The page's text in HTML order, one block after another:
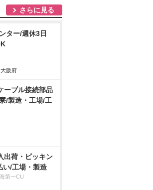
さらに見る
ター/週休3日
阪府
ーブル接続部品
/製造・工場/工
出荷・ピッキン
い/工場・製造
第一CU